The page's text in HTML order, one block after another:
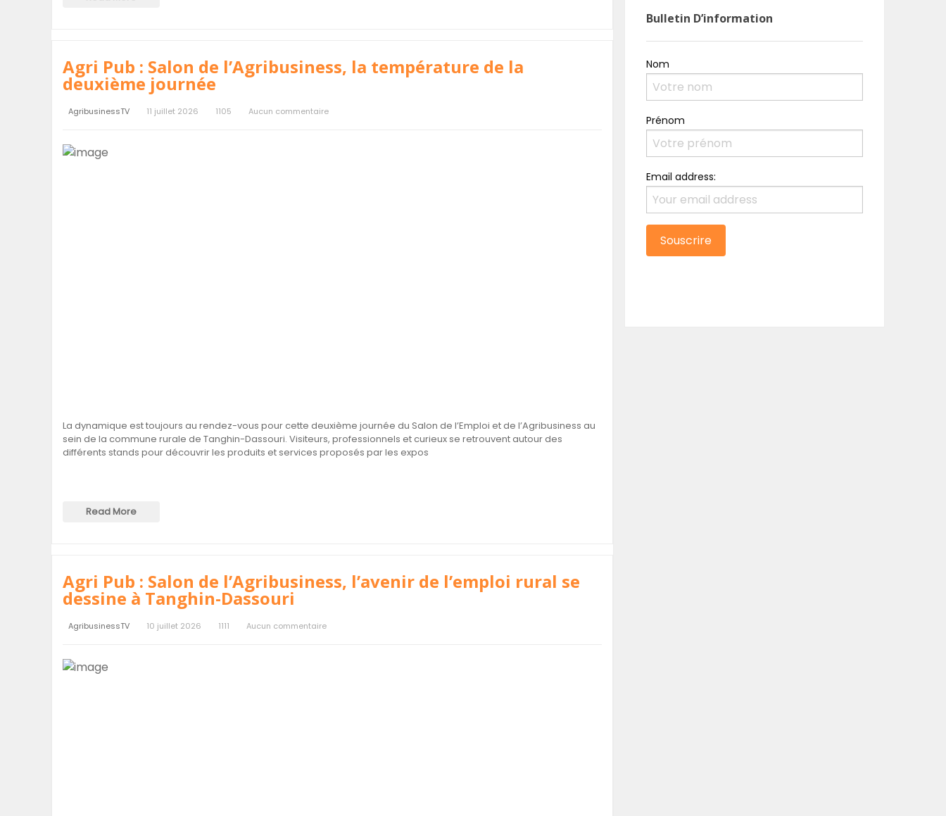
Agri Pub : Salon de l’Agribusiness, la température de la
deuxième journée
AgribusinessTV 11 juillet 2026 1105 Aucun commentaire
La dynamique est toujours au rendez-vous pour cette deuxième journée du Salon de l’Emploi et de l’Agribusiness au
sein de la commune rurale de Tanghin-Dassouri. Visiteurs, professionnels et curieux se retrouvent autour des
différents stands pour découvrir les produits et services proposés par les expos
Read More
Agri Pub : Salon de l’Agribusiness, l’avenir de l’emploi rural se
dessine à Tanghin-Dassouri
AgribusinessTV 10 juillet 2026 1111 Aucun commentaire
Bulletin D’information
Nom
Prénom
Email address: